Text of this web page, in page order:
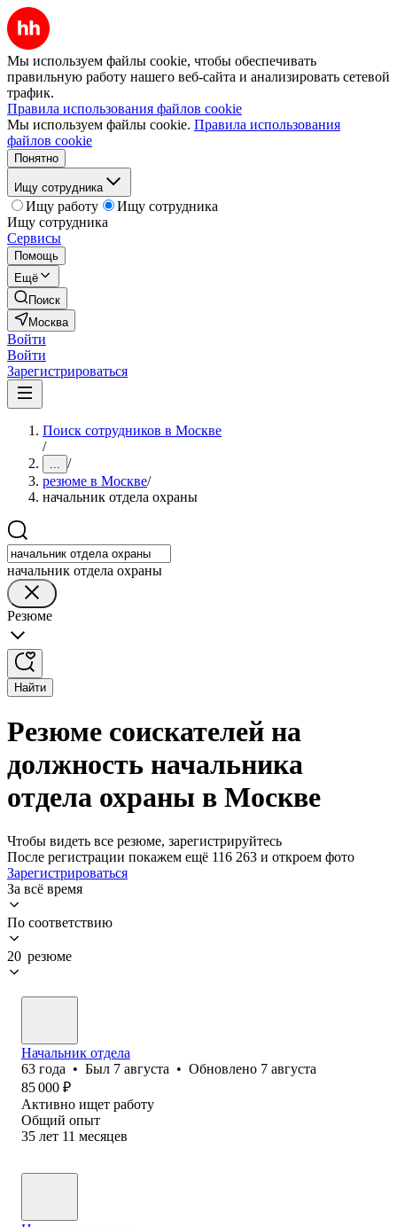
Мы используем файлы cookie, чтобы обеспечивать
правильную работу нашего веб-сайта и анализировать сетевой
трафик.
Правила использования файлов cookie
Мы используем файлы cookie. Правила использования
файлов cookie
Понятно
Ищу сотрудника
Ищу работу
Ищу сотрудника
Ищу сотрудника
Сервисы
Помощь
Ещё
Поиск
Москва
Войти
Войти
Зарегистрироваться
Поиск сотрудников в Москве
/
... /
резюме в Москве/
начальник отдела охраны
начальник отдела охраны
Резюме
Найти
Резюме соискателей на
должность начальника
отдела охраны в Москве
Чтобы видеть все резюме, зарегистрируйтесь
После регистрации покажем ещё 116 263 и откроем фото
Зарегистрироваться
За всё время
По соответствию
20 резюме
Начальник отдела
63 года • Был 7 августа • Обновлено 7 августа
85 000 ₽
Активно ищет работу
Общий опыт
35 лет 11 месяцев